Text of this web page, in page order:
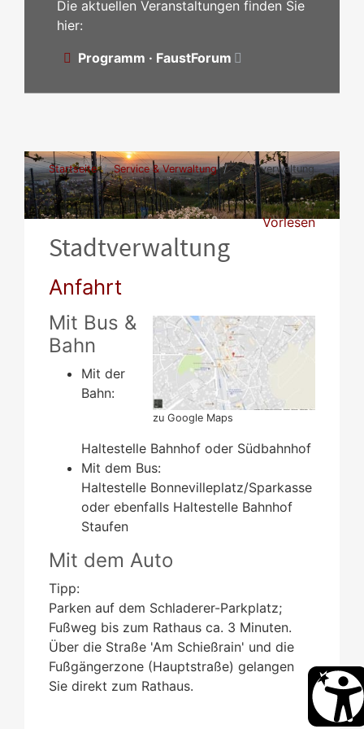
Die aktuellen Veranstaltungen finden Sie
hier:
Programm · FaustForum
Startseite Service & Verwaltung Stadtverwaltung
Vorlesen
Stadtverwaltung
Anfahrt
zu Google Maps
Mit Bus &
Bahn
Mit der
Bahn:
Haltestelle Bahnhof oder Südbahnhof
Mit dem Bus:
Haltestelle Bonnevilleplatz/Sparkasse
oder ebenfalls Haltestelle Bahnhof
Staufen
Mit dem Auto
Tipp:
Parken auf dem Schladerer-Parkplatz;
Fußweg bis zum Rathaus ca. 3 Minuten.
Über die Straße 'Am Schießrain' und die
Fußgängerzone (Hauptstraße) gelangen
Sie direkt zum Rathaus.